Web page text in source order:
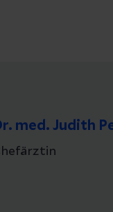
med. Judith